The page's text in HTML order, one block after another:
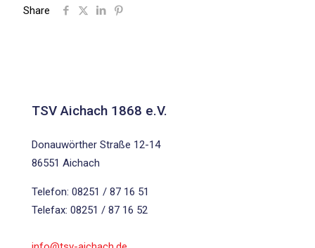
Share
TSV Aichach 1868 e.V.
Donauwörther Straße 12-14
86551 Aichach
Telefon: 08251 / 87 16 51
Telefax: 08251 / 87 16 52